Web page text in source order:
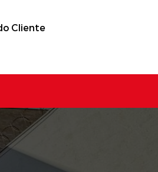
Cliente